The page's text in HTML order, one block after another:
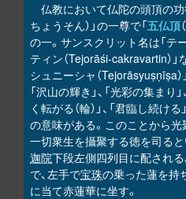
仏教において仏陀の頭頂の
ちょうそん）」の一尊で「五仏頂
の一。サンスクリット名は「
ティン（Tejorāśi-cakravartin）
シュニーシャ（Tejorāsyuṣṇīṣa
「沢山の輝き」、「光彩の集まり
く転がる（輪）」、「君臨し続け
の意味がある。このことから
一切衆生を攝聚する徳を司ると
迦院下段左側四列目に配され
で、左手で宝珠の乗った蓮を持
に当て赤蓮華に坐す。